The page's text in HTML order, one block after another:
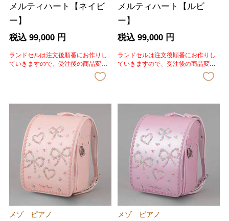
メルティハート【ネイビ
ー】
税込 99,000円
ランドセルは注文後順番にお作りし
ていきますので、受注後の商品変
更、色変更、キャンセルはいたしか
ねます。あらかじめご了承いただき
メルティハート【ルビ
ー】
税込 99,000円
ランドセルは注文後順番にお作りし
ていきますので、受注後の商品変
更、色変更、キャンセルはいたしか
ねます。あらかじめご了承いただき
メゾ ピアノ メゾ ピアノ